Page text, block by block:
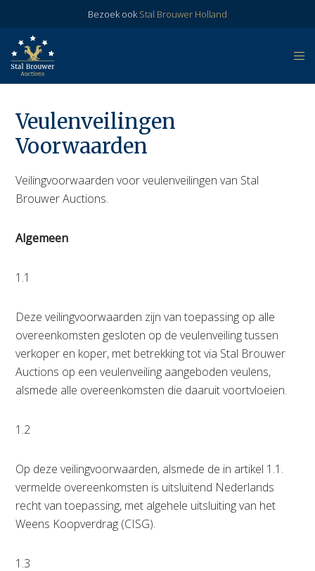
Bezoek ookStal Brouwer Holland
Veulenveilingen
Voorwaarden
Veilingvoorwaarden voor veulenveilingen van Stal
Brouwer Auctions.
Algemeen
1.1
Deze veilingvoorwaarden zijn van toepassing op alle
overeenkomsten gesloten op de veulenveiling tussen
verkoper en koper, met betrekking tot via Stal Brouwer
Auctions op een veulenveiling aangeboden veulens,
alsmede alle overeenkomsten die daaruit voortvloeien.
1.2
Op deze veilingvoorwaarden, alsmede de in artikel 1.1.
vermelde overeenkomsten is uitsluitend Nederlands
recht van toepassing, met algehele uitsluiting van het
Weens Koopverdrag (CISG).
1.3